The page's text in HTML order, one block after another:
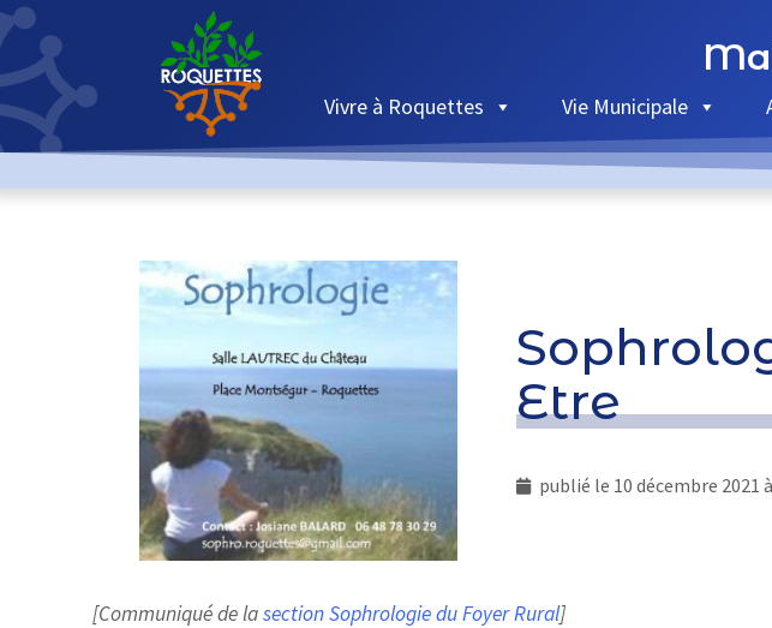
Vivre à Roquettes Vie Municipale
Etre
publié le 10 décembre 2021
[Communiqué de lasection Sophrologie du Foyer Rural]